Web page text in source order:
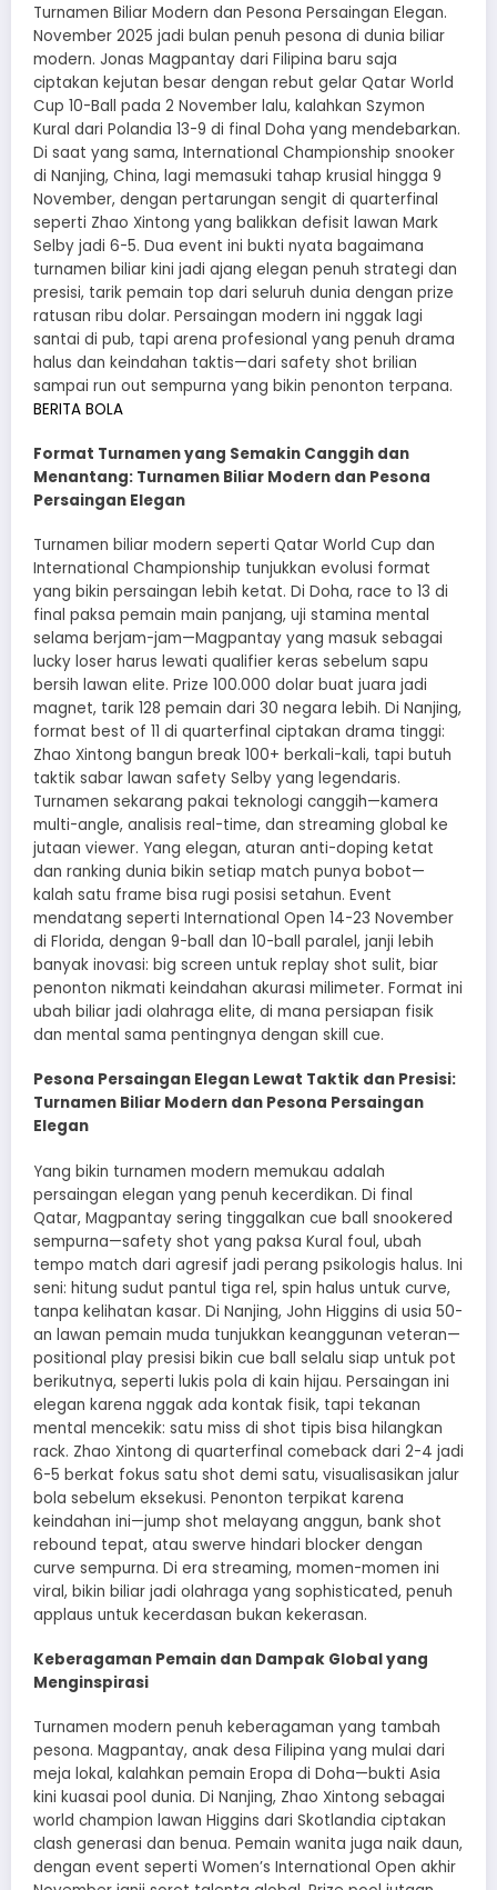
Turnamen Biliar Modern dan Pesona Persaingan Elegan.
November 2025 jadi bulan penuh pesona di dunia biliar
modern. Jonas Magpantay dari Filipina baru saja
ciptakan kejutan besar dengan rebut gelar Qatar World
Cup 10-Ball pada 2 November lalu, kalahkan Szymon
Kural dari Polandia 13-9 di final Doha yang mendebarkan.
Di saat yang sama, International Championship snooker
di Nanjing, China, lagi memasuki tahap krusial hingga 9
November, dengan pertarungan sengit di quarterfinal
seperti Zhao Xintong yang balikkan defisit lawan Mark
Selby jadi 6-5. Dua event ini bukti nyata bagaimana
turnamen biliar kini jadi ajang elegan penuh strategi dan
presisi, tarik pemain top dari seluruh dunia dengan prize
ratusan ribu dolar. Persaingan modern ini nggak lagi
santai di pub, tapi arena profesional yang penuh drama
halus dan keindahan taktis—dari safety shot brilian
sampai run out sempurna yang bikin penonton terpana.
BERITA BOLA
Format Turnamen yang Semakin Canggih dan
Menantang: Turnamen Biliar Modern dan Pesona
Persaingan Elegan
Turnamen biliar modern seperti Qatar World Cup dan
International Championship tunjukkan evolusi format
yang bikin persaingan lebih ketat. Di Doha, race to 13 di
final paksa pemain main panjang, uji stamina mental
selama berjam-jam—Magpantay yang masuk sebagai
lucky loser harus lewati qualifier keras sebelum sapu
bersih lawan elite. Prize 100.000 dolar buat juara jadi
magnet, tarik 128 pemain dari 30 negara lebih. Di Nanjing,
format best of 11 di quarterfinal ciptakan drama tinggi:
Zhao Xintong bangun break 100+ berkali-kali, tapi butuh
taktik sabar lawan safety Selby yang legendaris.
Turnamen sekarang pakai teknologi canggih—kamera
multi-angle, analisis real-time, dan streaming global ke
jutaan viewer. Yang elegan, aturan anti-doping ketat
dan ranking dunia bikin setiap match punya bobot—
kalah satu frame bisa rugi posisi setahun. Event
mendatang seperti International Open 14-23 November
di Florida, dengan 9-ball dan 10-ball paralel, janji lebih
banyak inovasi: big screen untuk replay shot sulit, biar
penonton nikmati keindahan akurasi milimeter. Format ini
ubah biliar jadi olahraga elite, di mana persiapan fisik
dan mental sama pentingnya dengan skill cue.
Pesona Persaingan Elegan Lewat Taktik dan Presisi:
Turnamen Biliar Modern dan Pesona Persaingan
Elegan
Yang bikin turnamen modern memukau adalah
persaingan elegan yang penuh kecerdikan. Di final
Qatar, Magpantay sering tinggalkan cue ball snookered
sempurna—safety shot yang paksa Kural foul, ubah
tempo match dari agresif jadi perang psikologis halus. Ini
seni: hitung sudut pantul tiga rel, spin halus untuk curve,
tanpa kelihatan kasar. Di Nanjing, John Higgins di usia 50-
an lawan pemain muda tunjukkan keanggunan veteran—
positional play presisi bikin cue ball selalu siap untuk pot
berikutnya, seperti lukis pola di kain hijau. Persaingan ini
elegan karena nggak ada kontak fisik, tapi tekanan
mental mencekik: satu miss di shot tipis bisa hilangkan
rack. Zhao Xintong di quarterfinal comeback dari 2-4 jadi
6-5 berkat fokus satu shot demi satu, visualisasikan jalur
bola sebelum eksekusi. Penonton terpikat karena
keindahan ini—jump shot melayang anggun, bank shot
rebound tepat, atau swerve hindari blocker dengan
curve sempurna. Di era streaming, momen-momen ini
viral, bikin biliar jadi olahraga yang sophisticated, penuh
applaus untuk kecerdasan bukan kekerasan.
Keberagaman Pemain dan Dampak Global yang
Menginspirasi
Turnamen modern penuh keberagaman yang tambah
pesona. Magpantay, anak desa Filipina yang mulai dari
meja lokal, kalahkan pemain Eropa di Doha—bukti Asia
kini kuasai pool dunia. Di Nanjing, Zhao Xintong sebagai
world champion lawan Higgins dari Skotlandia ciptakan
clash generasi dan benua. Pemain wanita juga naik daun,
dengan event seperti Women’s International Open akhir